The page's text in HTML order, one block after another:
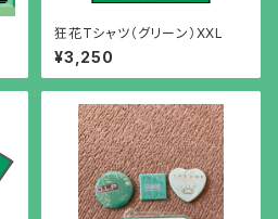
狂花Tシャツ（グリーン）XXL
¥3,250